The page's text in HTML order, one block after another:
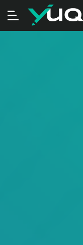
Navigation
ein/ausschalten